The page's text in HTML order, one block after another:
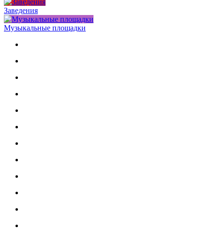
Заведения
Музыкальные площадки